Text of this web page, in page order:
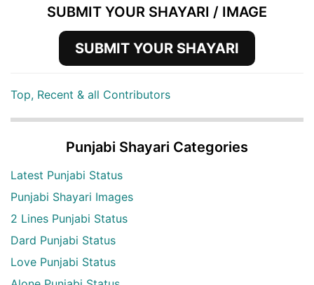
SUBMIT YOUR SHAYARI / IMAGE
SUBMIT YOUR SHAYARI
Top, Recent & all Contributors
Punjabi Shayari Categories
Latest Punjabi Status
Punjabi Shayari Images
2 Lines Punjabi Status
Dard Punjabi Status
Love Punjabi Status